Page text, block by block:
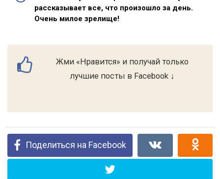
рассказывает все, что произошло за день.
Очень милое зрелище!
Жми «Нравится» и получай только
лучшие посты в Facebook ↓
Поделиться на Facebook